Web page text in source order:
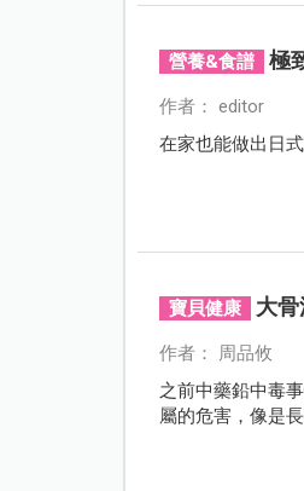
營養&食譜 極
作者： editor
在家也能做出日
寶貝健康 大
作者： 周品攸
之前中藥鉛中毒
屬的危害，像是